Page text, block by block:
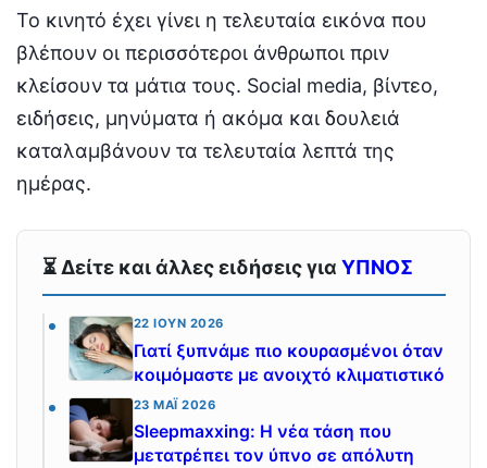
Το κινητό έχει γίνει η τελευταία εικόνα που
βλέπουν οι περισσότεροι άνθρωποι πριν
κλείσουν τα μάτια τους. Social media, βίντεο,
ειδήσεις, μηνύματα ή ακόμα και δουλειά
καταλαμβάνουν τα τελευταία λεπτά της
ημέρας.
⏳ Δείτε και άλλες ειδήσεις για ΥΠΝΟΣ
22 ΙΟΎΝ 2026
Γιατί ξυπνάμε πιο κουρασμένοι όταν
κοιμόμαστε με ανοιχτό κλιματιστικό
23 ΜΆΙ 2026
Sleepmaxxing: Η νέα τάση που
μετατρέπει τον ύπνο σε απόλυτη